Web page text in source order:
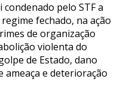
pelo STF a
fechado, na ação
de organização
violenta do
de Estado, dano
ameaça e deterioração